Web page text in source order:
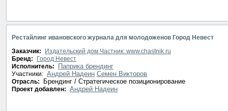
Рестайлинг ивановского журнала для молодоженов Город Невест
Заказчик:
Издательский дом Частник: www.chastnik.ru
Бренд:
Город Невест
Исполнитель:
Паприка брендинг
Участники: Андрей Надеин Семен Викторов
Отрасль: Брендинг / Стратегическое позиционирование
Проект добавлен: Андрей Надеин